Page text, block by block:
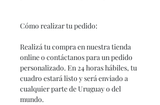
Cómo realizar tu pedido:
Realizá tu compra en nuestra tienda
online o contáctanos para un pedido
personalizado. En 24 horas hábiles, tu
cuadro estará listo y será enviado a
cualquier parte de Uruguay o del
mundo.